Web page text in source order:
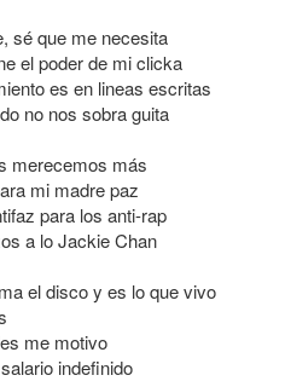
sé que me necesita
el poder de mi clicka
es en lineas escritas
no nos sobra guita
merecemos más
mi madre paz
para los anti-rap
a lo Jackie Chan
el disco y es lo que vivo
me motivo
indefinido